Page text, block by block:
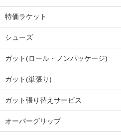
特価ラケット
シューズ
ガット(ロール・ノンパッケージ)
ガット(単張り)
ガット張り替えサービス
オーバーグリップ